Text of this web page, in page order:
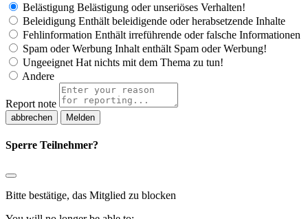
Belästigung Belästigung oder unseriöses Verhalten!
Beleidigung Enthält beleidigende oder herabsetzende Inhalte
Fehlinformation Enthält irreführende oder falsche Informationen
Spam oder Werbung Inhalt enthält Spam oder Werbung!
Ungeeignet Hat nichts mit dem Thema zu tun!
Andere
Report note
Melden
Sperre Teilnehmer?
Bitte bestätige, das Mitglied zu blocken